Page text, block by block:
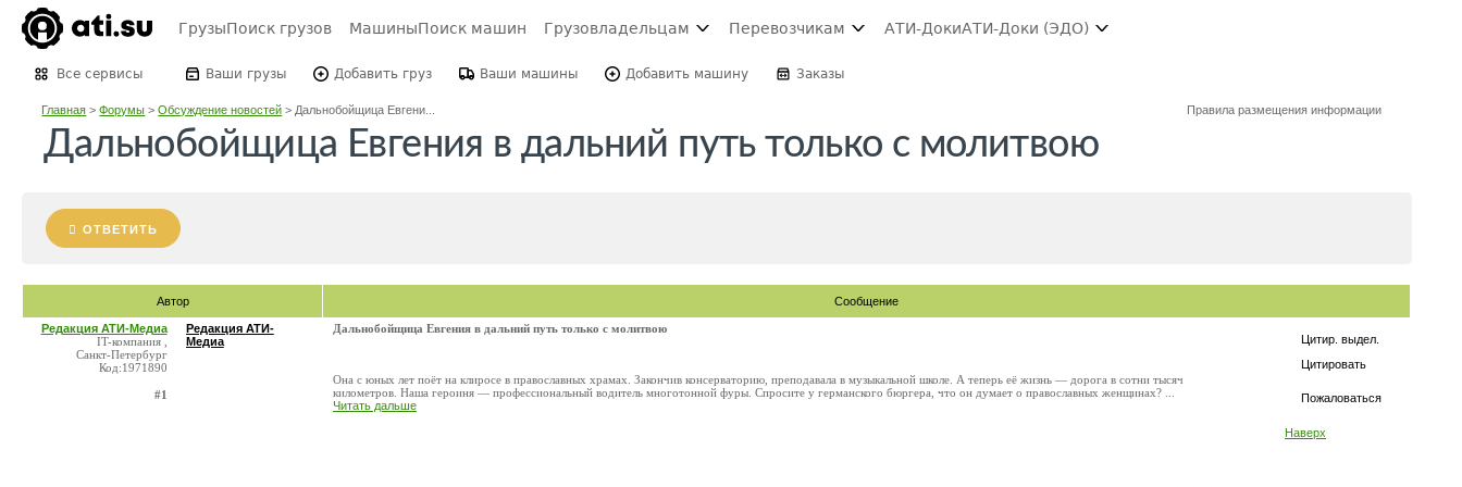
ГрузыПоиск грузов МашиныПоиск машин Грузовладельцам Перевозчикам АТИ-ДокиАТИ-Доки (ЭДО)
Все сервисы Ваши грузы Добавить груз Ваши машины Добавить машину Заказы
Главная >Форумы >Обсуждение новостей > Дальнобойщица Евгени... Правила размещения информации
Дальнобойщица Евгения в дальний путь только с молитвою
ОТВЕТИТЬ
Автор Сообщение
Цитир. выдел.
Цитировать
Пожаловаться
Наверх
Редакция АТИ-Медиа
IT-компания ,
Санкт-Петербург
Код:1971890
#1
Редакция АТИ-
Медиа
Дальнобойщица Евгения в дальний путь только с молитвою
Она с юных лет поёт на клиросе в православных храмах. Закончив консерваторию, преподавала в музыкальной школе. А теперь её жизнь — дорога в сотни тысяч
километров. Наша героиня — профессиональный водитель многотонной фуры. Спросите у германского бюргера, что он думает о православных женщинах? ...
Читать дальше